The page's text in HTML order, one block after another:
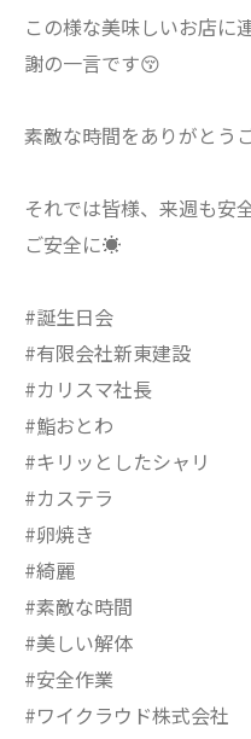
この様な美味しいお店に
謝の一言です😚
素敵な時間をありがとう
それでは皆様、来週も安
ご安全に☀️
#誕生日会
#有限会社新東建設
#カリスマ社長
#鮨おとわ
#キリッとしたシャリ
#カステラ
#卵焼き
#綺麗
#素敵な時間
#美しい解体
#安全作業
#ワイクラウド株式会社